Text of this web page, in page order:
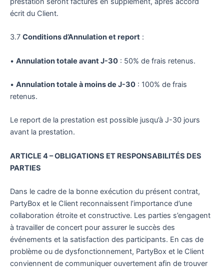
écrit du Client.
3.7 Conditions d’Annulation et report :
• Annulation totale avant J-30 : 50% de frais retenus.
• Annulation totale à moins de J-30 : 100% de frais
retenus.
Le report de la prestation est possible jusqu’à J-30 jours
avant la prestation.
ARTICLE 4 – OBLIGATIONS ET RESPONSABILITÉS DES
PARTIES
Dans le cadre de la bonne exécution du présent contrat,
PartyBox et le Client reconnaissent l’importance d’une
collaboration étroite et constructive. Les parties s’engagent
à travailler de concert pour assurer le succès des
événements et la satisfaction des participants. En cas de
problème ou de dysfonctionnement, PartyBox et le Client
conviennent de communiquer ouvertement afin de trouver